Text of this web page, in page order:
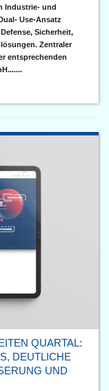
Industrie- und
Use-Ansatz
Sicherheit,
Zentraler
entsprechenden
QUARTAL:
DEUTLICHE
UND